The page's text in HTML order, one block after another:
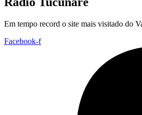
Em tempo record o site mais visitado do
Facebook-f